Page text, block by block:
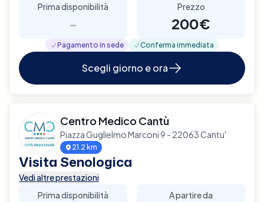
Prima disponibilità
-
Prezzo
200€
Pagamento in sede Conferma immediata
Scegli giorno e ora
Centro Medico Cantù
Piazza Guglielmo Marconi 9 - 22063 Cantu'
21.2 km
Visita Senologica
Vedi altre prestazioni
Prima disponibilità
A partire da